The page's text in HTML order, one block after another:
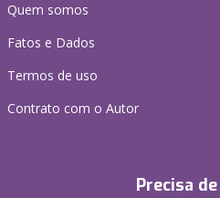
Quem somos
Fatos e Dados
Termos de uso
Contrato com o Autor
Precisa